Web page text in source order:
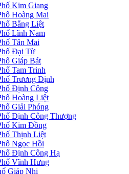
Kim Giang
Hoàng Mai
Bằng Liệt
Lĩnh Nam
Tân Mai
Đại Từ
Giáp Bát
Tam Trinh
Trương Định
Định Công
Hoàng Liệt
Giải Phóng
Định Công Thượng
Kim Đồng
Thịnh Liệt
Ngọc Hồi
Định Công Hạ
Vĩnh Hưng
Giáp Nhị